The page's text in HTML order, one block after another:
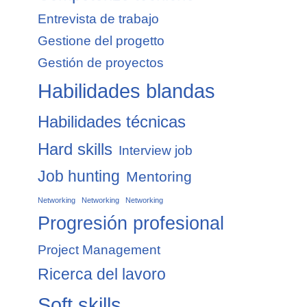
Entrevista de trabajo
Gestione del progetto
Gestión de proyectos
Habilidades blandas
Habilidades técnicas
Hard skills Interview job
Job hunting Mentoring
Networking Networking Networking
Progresión profesional
Project Management
Ricerca del lavoro